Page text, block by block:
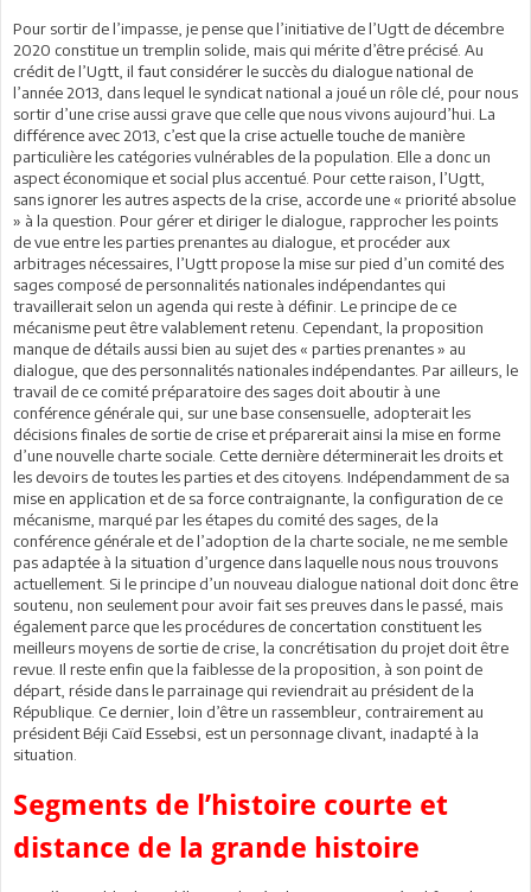
Pour sortir de l’impasse, je pense que l’initiative de l’Ugtt de décembre
2020 constitue un tremplin solide, mais qui mérite d’être précisé. Au
crédit de l’Ugtt, il faut considérer le succès du dialogue national de
l’année 2013, dans lequel le syndicat national a joué un rôle clé, pour nous
sortir d’une crise aussi grave que celle que nous vivons aujourd’hui. La
différence avec 2013, c’est que la crise actuelle touche de manière
particulière les catégories vulnérables de la population. Elle a donc un
aspect économique et social plus accentué. Pour cette raison, l’Ugtt,
sans ignorer les autres aspects de la crise, accorde une « priorité absolue
» à la question. Pour gérer et diriger le dialogue, rapprocher les points
de vue entre les parties prenantes au dialogue, et procéder aux
arbitrages nécessaires, l’Ugtt propose la mise sur pied d’un comité des
sages composé de personnalités nationales indépendantes qui
travaillerait selon un agenda qui reste à définir. Le principe de ce
mécanisme peut être valablement retenu. Cependant, la proposition
manque de détails aussi bien au sujet des « parties prenantes » au
dialogue, que des personnalités nationales indépendantes. Par ailleurs, le
travail de ce comité préparatoire des sages doit aboutir à une
conférence générale qui, sur une base consensuelle, adopterait les
décisions finales de sortie de crise et préparerait ainsi la mise en forme
d’une nouvelle charte sociale. Cette dernière déterminerait les droits et
les devoirs de toutes les parties et des citoyens. Indépendamment de sa
mise en application et de sa force contraignante, la configuration de ce
mécanisme, marqué par les étapes du comité des sages, de la
conférence générale et de l’adoption de la charte sociale, ne me semble
pas adaptée à la situation d’urgence dans laquelle nous nous trouvons
actuellement. Si le principe d’un nouveau dialogue national doit donc être
soutenu, non seulement pour avoir fait ses preuves dans le passé, mais
également parce que les procédures de concertation constituent les
meilleurs moyens de sortie de crise, la concrétisation du projet doit être
revue. Il reste enfin que la faiblesse de la proposition, à son point de
départ, réside dans le parrainage qui reviendrait au président de la
République. Ce dernier, loin d’être un rassembleur, contrairement au
président Béji Caïd Essebsi, est un personnage clivant, inadapté à la
situation.
Segments de l’histoire courte et
distance de la grande histoire